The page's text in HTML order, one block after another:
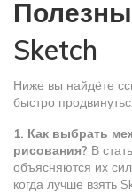
Sketch
Ниже вы найдёте
быстро
1. Как выбрать
рисования? В
объясняются их
когда лучше взять